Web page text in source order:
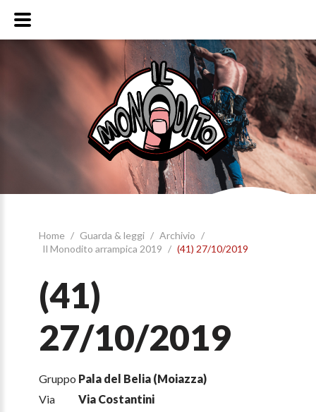
Home / Guarda & leggi / Archivio /
Il Monodito arrampica 2019 / (41) 27/10/2019
(41)
27/10/2019
Gruppo Pala del Belia (Moiazza)
Via
Via Costantini